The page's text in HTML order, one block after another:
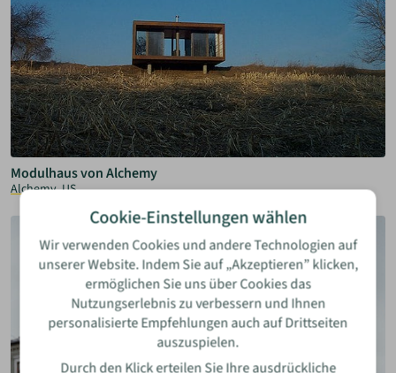
Modulhaus von Alchemy
Alchemy, US
Cookie-Einstellungen wählen
Wir verwenden Cookies und andere Technologien auf
unserer Website. Indem Sie auf „Akzeptieren” klicken,
ermöglichen Sie uns über Cookies das
Nutzungserlebnis zu verbessern und Ihnen
personalisierte Empfehlungen auch auf Drittseiten
auszuspielen.
Durch den Klick erteilen Sie Ihre ausdrückliche